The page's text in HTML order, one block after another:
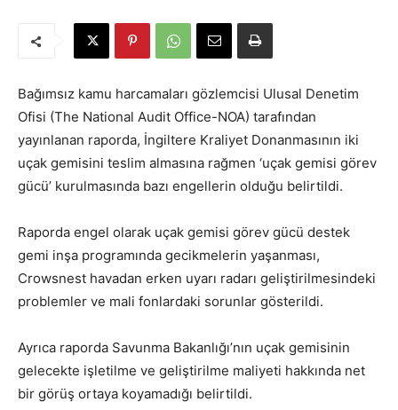
Bağımsız kamu harcamaları gözlemcisi Ulusal Denetim
Ofisi (The National Audit Office-NOA) tarafından
yayınlanan raporda, İngiltere Kraliyet Donanmasının iki
uçak gemisini teslim almasına rağmen ‘uçak gemisi görev
gücü’ kurulmasında bazı engellerin olduğu belirtildi.
Raporda engel olarak uçak gemisi görev gücü destek
gemi inşa programında gecikmelerin yaşanması,
Crowsnest havadan erken uyarı radarı geliştirilmesindeki
problemler ve mali fonlardaki sorunlar gösterildi.
Ayrıca raporda Savunma Bakanlığı’nın uçak gemisinin
gelecekte işletilme ve geliştirilme maliyeti hakkında net
bir görüş ortaya koyamadığı belirtildi.